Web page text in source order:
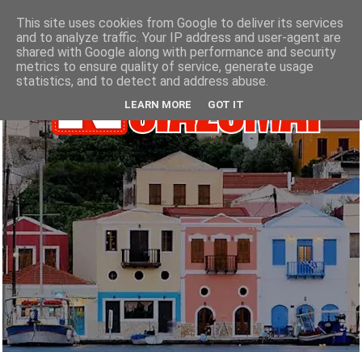
This site uses cookies from Google to deliver its services
and to analyze traffic. Your IP address and user-agent are
shared with Google along with performance and security
metrics to ensure quality of service, generate usage
statistics, and to detect and address abuse.
LEARN MORE GOT IT